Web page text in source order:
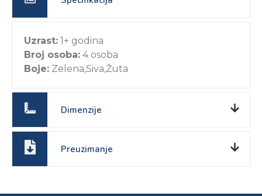
Uzrast: 1+ godina
Broj osoba: 4 osoba
Boje: Zelena,Siva,Žuta
Dimenzije
Preuzimanje